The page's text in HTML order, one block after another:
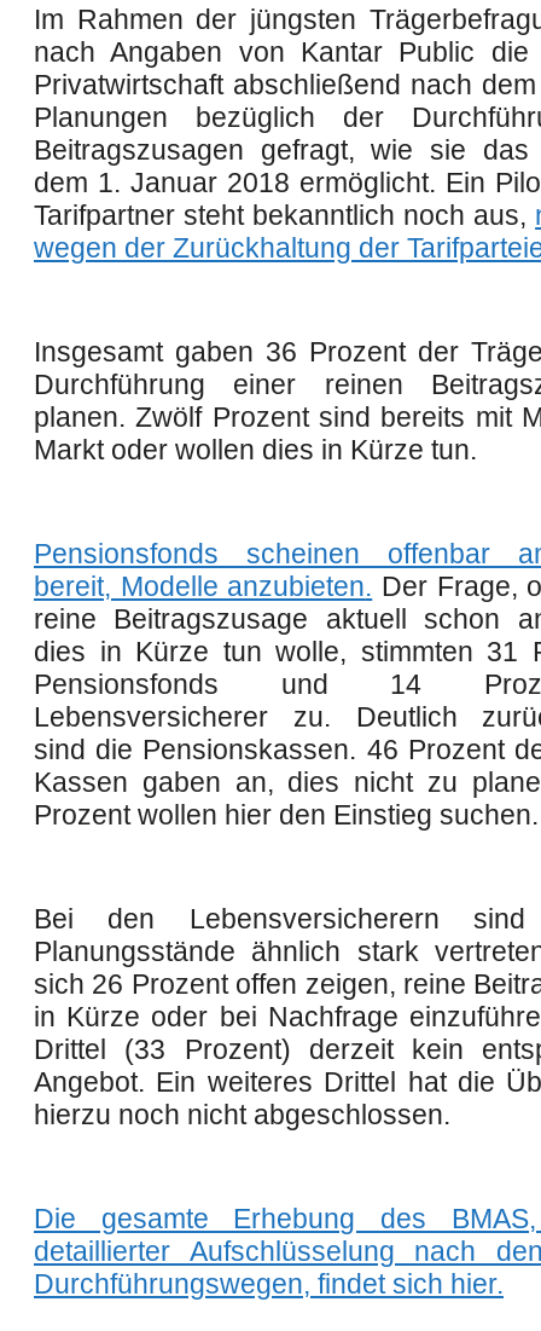
Im Rahmen der jüngsten
nach Angaben von Kantar Public die
Privatwirtschaft abschließend nach
Planungen bezüglich der
Beitragszusagen gefragt, wie sie
dem 1. Januar 2018 ermöglicht. Ein
Tarifpartner steht bekanntlich noch aus,
wegen der Zurückhaltung der
Insgesamt gaben 36 Prozent der
Durchführung einer reinen
planen. Zwölf Prozent sind bereits mit
Markt oder wollen dies in Kürze tun.
Pensionsfonds scheinen offenbar
bereit, Modelle anzubieten. Der Frage,
reine Beitragszusage aktuell schon
dies in Kürze tun wolle, stimmten 31
Pensionsfonds und 14
Lebensversicherer zu. Deutlich
sind die Pensionskassen. 46 Prozent
Kassen gaben an, dies nicht zu
Prozent wollen hier den Einstieg suchen.
Bei den Lebensversicherern
Planungsstände ähnlich stark
sich 26 Prozent offen zeigen, reine
in Kürze oder bei Nachfrage
Drittel (33 Prozent) derzeit kein
Angebot. Ein weiteres Drittel hat die
hierzu noch nicht abgeschlossen.
Die gesamte Erhebung des
detaillierter Aufschlüsselung nach
Durchführungswegen, findet sich hier.